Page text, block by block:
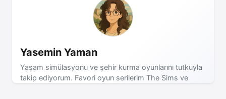
Yasemin Yaman
Yaşam simülasyonu ve şehir kurma oyunlarını tutkuyla
takip ediyorum. Favori oyun serilerim The Sims ve